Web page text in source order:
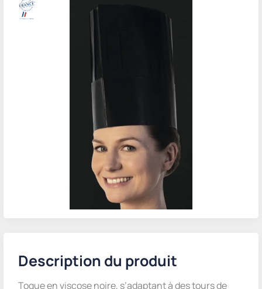
Description du produit
Toque en viscose noire, s’adaptant à des tours de